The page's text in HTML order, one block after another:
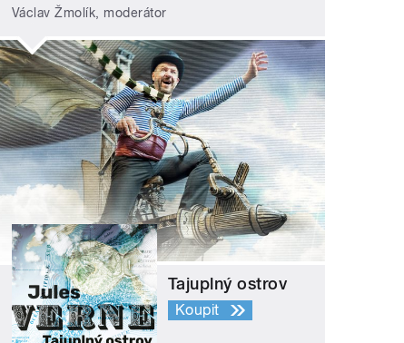
Václav Žmolík, moderátor
Tajuplný ostrov
Koupit